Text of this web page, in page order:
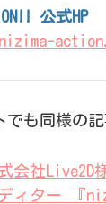
公式HP
でも同様の
会社Live2D
ィター 『